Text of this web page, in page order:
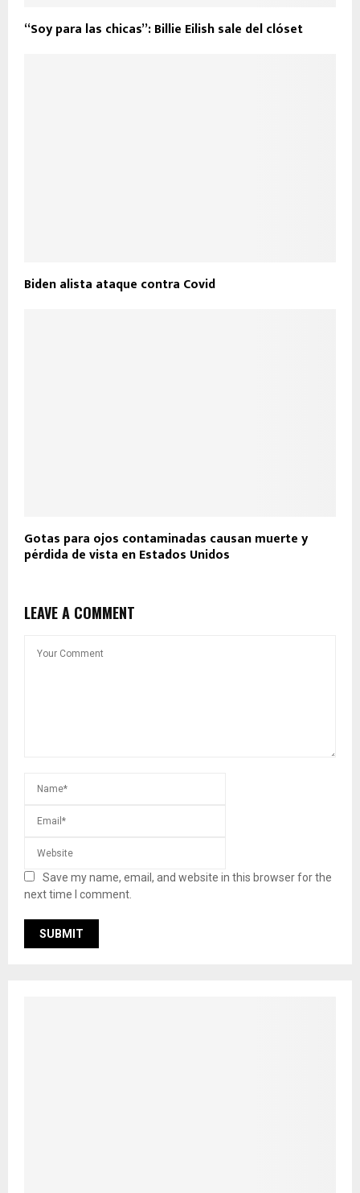
“Soy para las chicas”: Billie Eilish sale del clóset
Biden alista ataque contra Covid
Gotas para ojos contaminadas causan muerte y
pérdida de vista en Estados Unidos
LEAVE A COMMENT
Save my name, email, and website in this browser for the
next time I comment.